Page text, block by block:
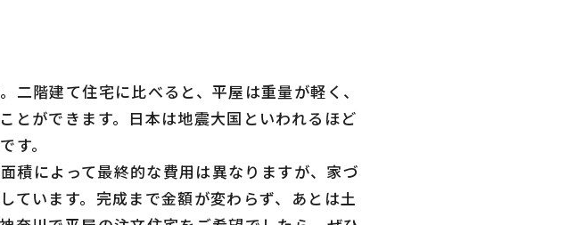
階建て住宅に比べると、平屋は重量が軽く、
とができます。日本は地震大国といわれるほど
す。
積によって最終的な費用は異なりますが、家づ
ています。完成まで金額が変わらず、あとは土